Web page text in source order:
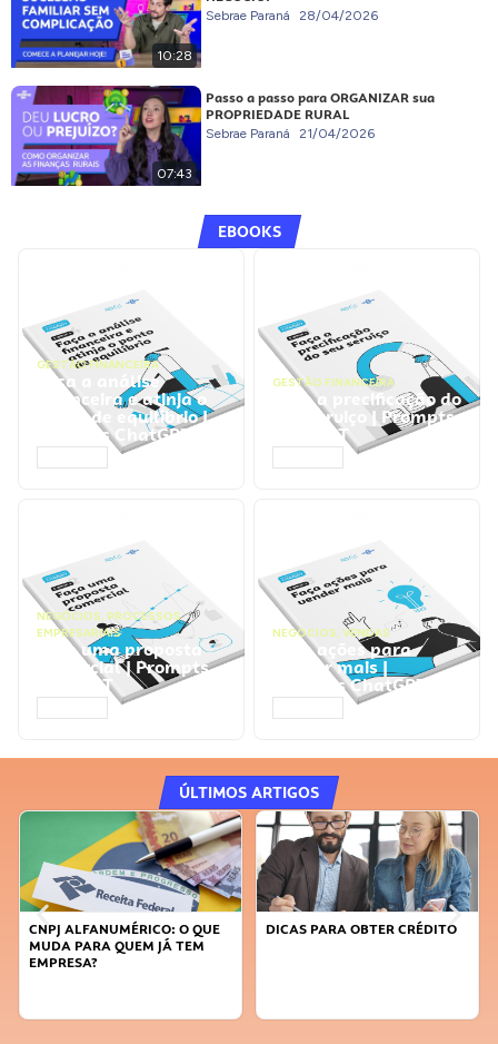
10:28
Sebrae Paraná 28/04/2026
07:43
Passo a passo para ORGANIZAR sua
PROPRIEDADE RURAL
Sebrae Paraná 21/04/2026
EBOOKS
GESTÃO FINANCEIRA
Faça a análise
financeira e atinja o
ponto de equilíbrio |
Prompts ChatGPT
GESTÃO FINANCEIRA
Faça a precificação do
seu serviço | Prompts
ChatGPT
NEGÓCIOS, PROCESSOS
EMPRESARIAIS
Faça uma proposta
comercial | Prompts
ChatGPT
NEGÓCIOS, VENDAS
Faça ações para
vender mais |
Prompts ChatGPT
ÚLTIMOS ARTIGOS
CNPJ ALFANUMÉRICO: O QUE
MUDA PARA QUEM JÁ TEM
EMPRESA?
DICAS PARA OBTER CRÉDITO